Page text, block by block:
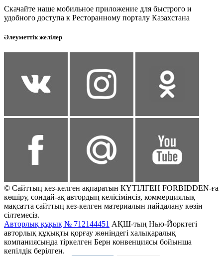
Скачайте наше мобильное приложение для быстрого и
удобного доступа к Ресторанному порталу Казахстана
Әлеуметтік желілер
© Сайттың кез-келген ақпаратын КҮТІЛГЕН FORBIDDEN-ға
көшіру, сондай-ақ автордың келісімінсіз, коммерциялық
мақсатта сайттың кез-келген материалын пайдалану көзін
сілтемесіз.
Авторлық құқық № 712144451 АҚШ-тың Нью-Йорктегі
авторлық құқықты қорғау жөніндегі халықаралық
компаниясында тіркелген Берн конвенциясы бойынша
кепілдік берілген.